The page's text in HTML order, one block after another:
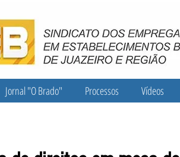
Jornal "O Brado" Processos Vídeos